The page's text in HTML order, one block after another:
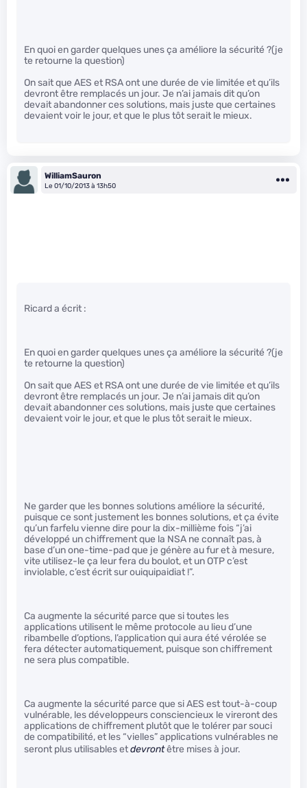
En quoi en garder quelques unes ça améliore la sécurité ?(je
te retourne la question)
On sait que AES et RSA ont une durée de vie limitée et qu’ils
devront être remplacés un jour. Je n’ai jamais dit qu’on
devait abandonner ces solutions, mais juste que certaines
devaient voir le jour, et que le plus tôt serait le mieux.
WilliamSauron
Le 01/10/2013 à 13h50
Ricard a écrit :
En quoi en garder quelques unes ça améliore la sécurité ?(je
te retourne la question)
On sait que AES et RSA ont une durée de vie limitée et qu’ils
devront être remplacés un jour. Je n’ai jamais dit qu’on
devait abandonner ces solutions, mais juste que certaines
devaient voir le jour, et que le plus tôt serait le mieux.
Ne garder que les bonnes solutions améliore la sécurité,
puisque ce sont justement les bonnes solutions, et ça évite
qu’un farfelu vienne dire pour la dix-millième fois “j’ai
développé un chiffrement que la NSA ne connaît pas, à
base d’un one-time-pad que je génère au fur et à mesure,
vite utilisez-le ça leur fera du boulot, et un OTP c’est
inviolable, c’est écrit sur ouiquipaidiat !”.
Ca augmente la sécurité parce que si toutes les
applications utilisent le même protocole au lieu d’une
ribambelle d’options, l’application qui aura été vérolée se
fera détecter automatiquement, puisque son chiffrement
ne sera plus compatible.
Ca augmente la sécurité parce que si AES est tout-à-coup
vulnérable, les développeurs consciencieux le vireront des
applications de chiffrement plutôt que le tolérer par souci
de compatibilité, et les “vielles” applications vulnérables ne
seront plus utilisables etdevrontêtre mises à jour.